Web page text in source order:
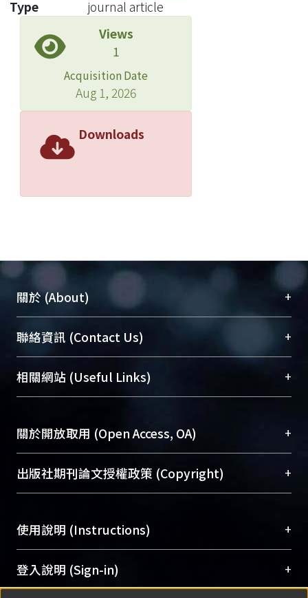
Type
journal article
Views
1
Acquisition Date
Aug 1, 2026
Downloads
關於 (About) +
臺大位居世界頂尖大學之列，為永久珍藏及向國際
展現本校豐碩的研究成果及學術能量，圖書館整合
機構典藏（NTUR）與學術庫（AH）不同功能平
台，成為臺大學術典藏NTU scholars。期能整合研
成果。
To permanently archive and promote researcher
profiles and scholarly works, Library integrates the
services of “NTU Repository” with “Academic
聯絡資訊 (Contact Us) +
總館學科館員(Main Library)
醫學圖書館學科館員(Medical Library)
Sciences Library)
相關網站 (Useful Links) +
關於開放取用 (Open Access, OA) +
開放取用是從使用者角度提升資訊取用性的社會運
動，應用在學術研究上是透過將研究著作公開供使
用逐年攀升。同時可加速研究發展、提升研究影響
Archive）平台。 （點選深入了解OA）
出版社期刊論文授權政策 (Copyright) +
含部分內容的版權非匯入者所有，或由第三方贊
助與合作完成，請確認該版權所有者及第三方同
意提供此授權。
Please represent that the submission is your
使用說明 (Instructions) +
網站簡介(Quickstart Guide)
使用手冊(Instruction Manual)
登入說明 (Sign-in) +